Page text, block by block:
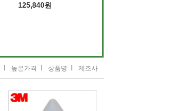
125,840원
높은가격 상품명 제조사